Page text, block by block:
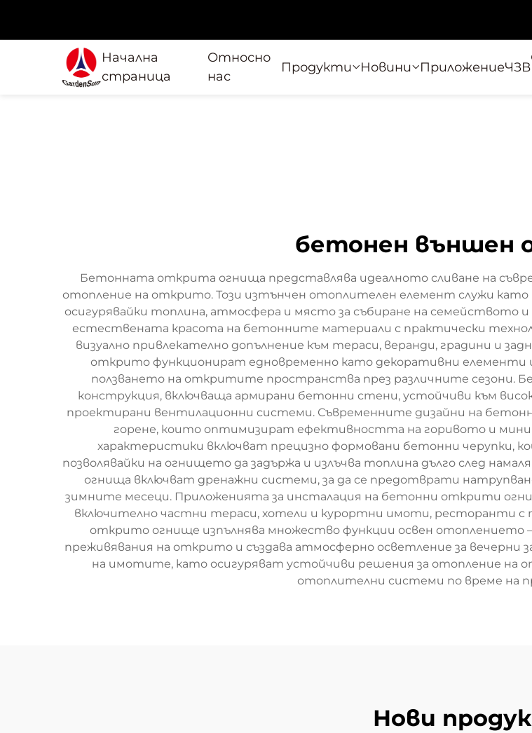
Начална
страница
Относно
нас
Продукти Новини ПриложениеЧЗВ
бетонен външен
Бетонната открита огнища представлява идеалното сливане на
отопление на открито. Този изтънчен отоплителен елемент служи
осигурявайки топлина, атмосфера и място за събиране на
естествената красота на бетонните материали с практически
визуално привлекателно допълнение към тераси, веранди, градини и
открито функционират едновременно като декоративни елементи
ползването на откритите пространства през различните сезони.
конструкция, включваща армирани бетонни стени, устойчиви към
проектирани вентилационни системи. Съвременните дизайни на
горене, които оптимизират ефективността на горивото и
характеристики включват прецизно формовани бетонни черупки,
позволявайки на огнището да задържа и излъчва топлина дълго след
огнища включват дренажни системи, за да се предотврати
зимните месеци. Приложенията за инсталация на бетонни открити
включително частни тераси, хотели и курортни имоти, ресторанти
открито огнище изпълнява множество функции освен отоплението
преживявания на открито и създава атмосферно осветление за
на имотите, като осигуряват устойчиви решения за отопление
отоплителни системи по време на
Нови